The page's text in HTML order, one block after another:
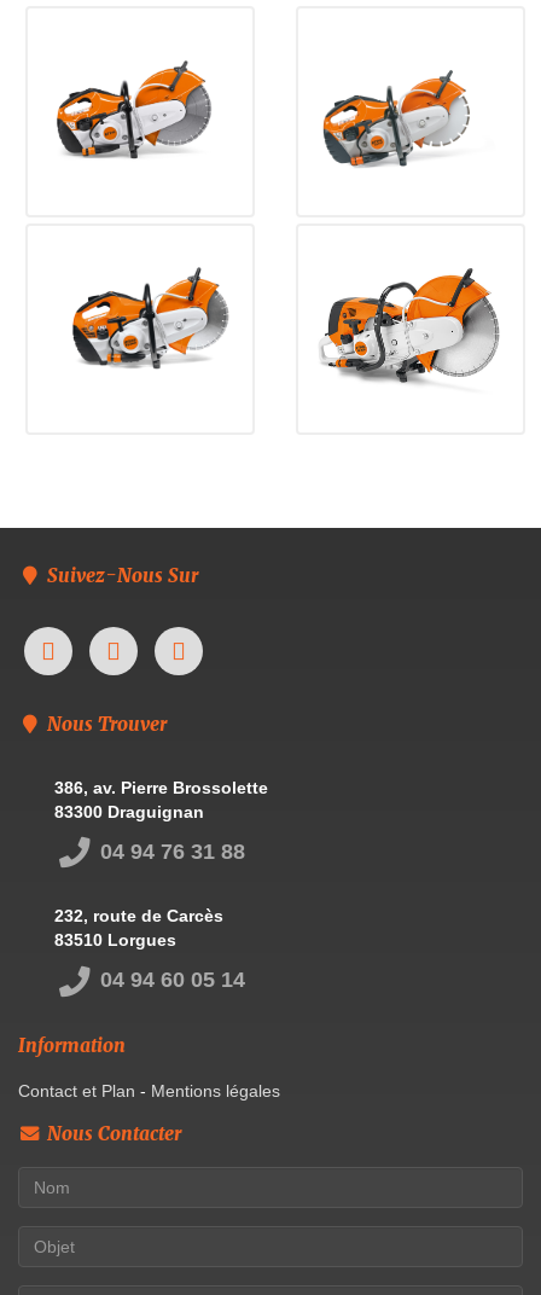
Suivez-Nous Sur
Nous Trouver
386, av. Pierre Brossolette
83300 Draguignan
04 94 76 31 88
232, route de Carcès
83510 Lorgues
04 94 60 05 14
Information
Contact et Plan - Mentions légales
Nous Contacter